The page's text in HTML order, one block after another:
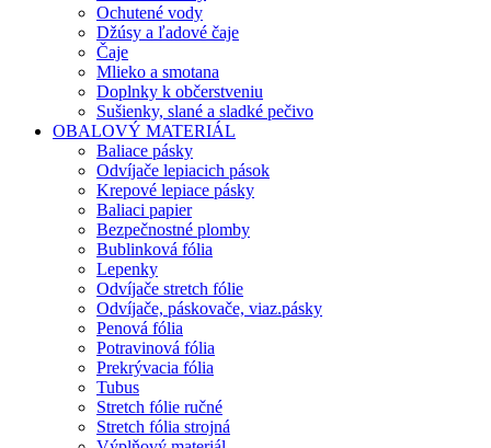
Ochutené vody
Džúsy a ľadové čaje
Čaje
Mlieko a smotana
Doplnky k občerstveniu
Sušienky, slané a sladké pečivo
OBALOVÝ MATERIÁL
Baliace pásky
Odvíjače lepiacich pások
Krepové lepiace pásky
Baliaci papier
Bezpečnostné plomby
Bublinková fólia
Lepenky
Odvíjače stretch fólie
Odvíjače, páskovače, viaz.pásky
Penová fólia
Potravinová fólia
Prekrývacia fólia
Tubus
Stretch fólie ručné
Stretch fólia strojná